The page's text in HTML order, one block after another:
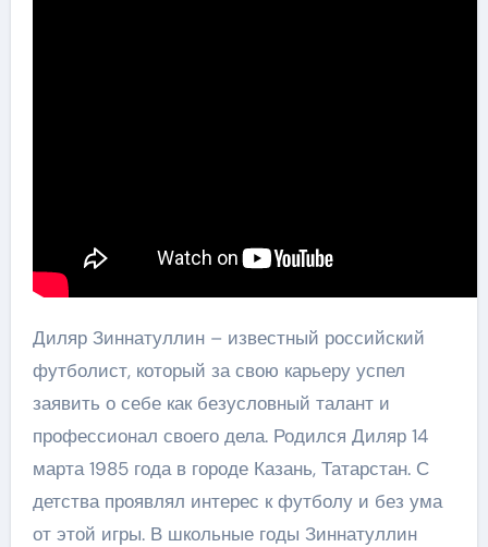
Диляр Зиннатуллин – известный российский
футболист, который за свою карьеру успел
заявить о себе как безусловный талант и
профессионал своего дела. Родился Диляр 14
марта 1985 года в городе Казань, Татарстан. С
детства проявлял интерес к футболу и без ума
от этой игры. В школьные годы Зиннатуллин